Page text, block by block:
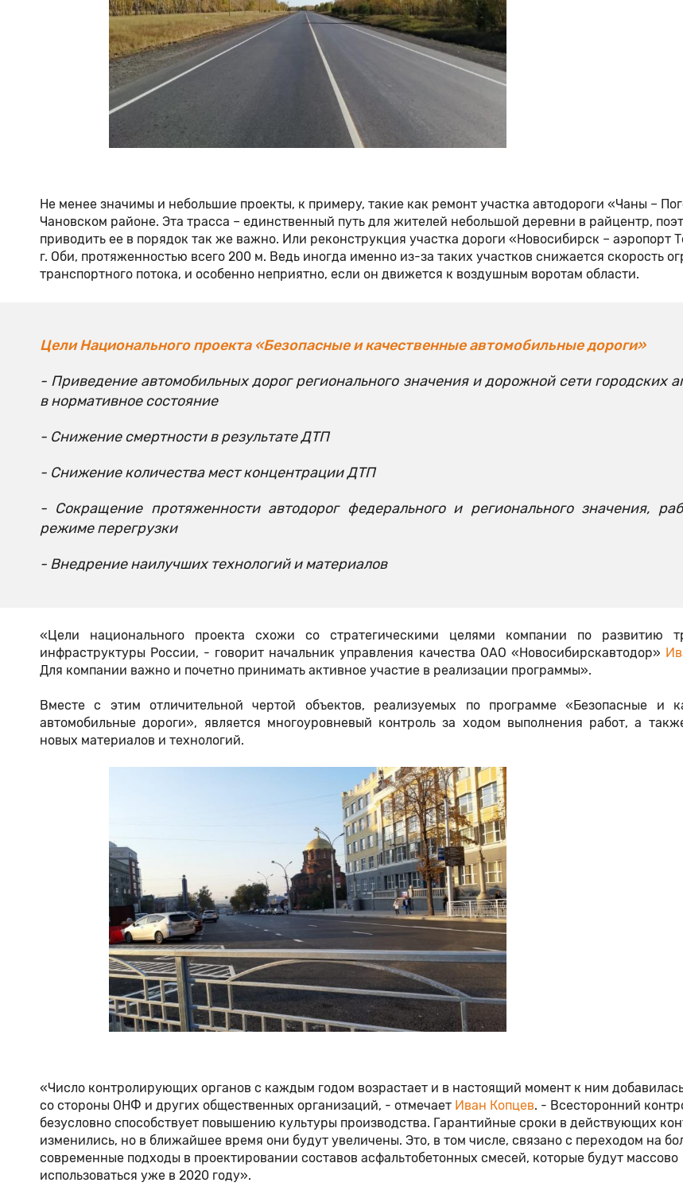
Не менее значимы и небольшие проекты, к примеру, такие как ремонт участка автодороги «Чаны –
Чановском районе. Эта трасса – единственный путь для жителей небольшой деревни в райцентр,
приводить ее в порядок так же важно. Или реконструкция участка дороги «Новосибирск – аэропорт
г. Оби, протяженностью всего 200 м. Ведь иногда именно из-за таких участков снижается скорость
транспортного потока, и особенно неприятно, если он движется к воздушным воротам области.
Цели Национального проекта «Безопасные и качественные автомобильные дороги»
- Приведение автомобильных дорог регионального значения и дорожной сети городских
в нормативное состояние
- Снижение смертности в результате ДТП
- Снижение количества мест концентрации ДТП
- Сокращение протяженности автодорог федерального и регионального значения,
режиме перегрузки
- Внедрение наилучших технологий и материалов
«Цели национального проекта схожи со стратегическими целями компании по развитию
инфраструктуры России, - говорит начальник управления качества ОАО «Новосибирскавтодор»
Для компании важно и почетно принимать активное участие в реализации программы».
Вместе с этим отличительной чертой объектов, реализуемых по программе «Безопасные и
автомобильные дороги», является многоуровневый контроль за ходом выполнения работ, а
новых материалов и технологий.
«Число контролирующих органов с каждым годом возрастает и в настоящий момент к ним
со стороны ОНФ и других общественных организаций, - отмечает Иван Копцев. - Всесторонний
безусловно способствует повышению культуры производства. Гарантийные сроки в действующих
изменились, но в ближайшее время они будут увеличены. Это, в том числе, связано с переходом на
современные подходы в проектировании составов асфальтобетонных смесей, которые будут массово
использоваться уже в 2020 году».